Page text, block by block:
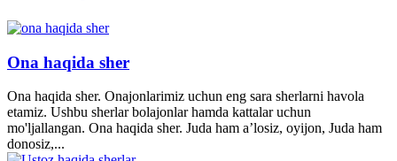
Ona haqida sher
Ona haqida sher. Onajonlarimiz uchun eng sara sherlarni havola
etamiz. Ushbu sherlar bolajonlar hamda kattalar uchun
mo'ljallangan. Ona haqida sher. Juda ham a’losiz, oyijon, Juda ham
donosiz,...